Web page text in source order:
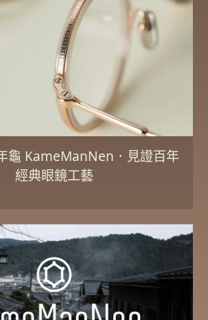
龜 KameManNen．見證百年
經典眼鏡工藝